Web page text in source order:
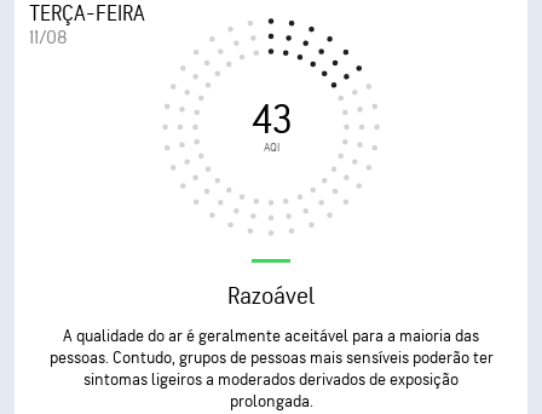
TERÇA-FEIRA
11/08
43
AQI
Razoável
A qualidade do ar é geralmente aceitável para a maioria das
pessoas. Contudo, grupos de pessoas mais sensíveis poderão ter
sintomas ligeiros a moderados derivados de exposição
prolongada.